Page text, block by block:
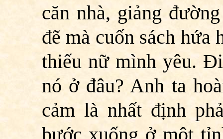
căn nhà, giảng
đẽ mà cuốn sách hứa
thiếu nữ mình yêu.
nó ở đâu? Anh ta
cảm là nhất định
bước xuống ở một